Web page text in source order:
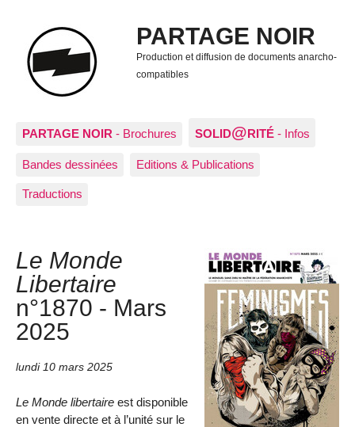
PARTAGE NOIR
Production et diffusion de documents anarcho-
compatibles
PARTAGE NOIR - Brochures SOLID@RITÉ - Infos
Bandes dessinées Editions & Publications
Traductions
Le Monde
Libertaire
n°1870 - Mars
2025
lundi 10 mars 2025
Le Monde libertaire est disponible
en vente directe et à l’unité sur le